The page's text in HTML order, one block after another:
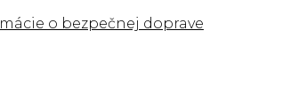
o bezpečnej doprave